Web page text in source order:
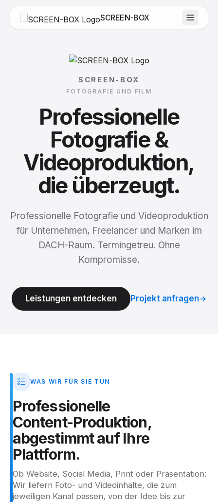
SCREEN-BOX
SCREEN-BOX
FOTOGRAFIE UND FILM
Professionelle
Fotografie &
Videoproduktion,
die überzeugt.
Professionelle Fotografie und Videoproduktion
für Unternehmen, Freelancer und Marken im
DACH-Raum. Termingetreu. Ohne
Kompromisse.
Leistungen entdecken Projekt anfragen
WAS WIR FÜR SIE TUN
Professionelle
Content-Produktion,
abgestimmtauf Ihre
Plattform.
Ob Website, Social Media, Print oder Präsentation:
Wir liefern Foto- und Videoinhalte, die zum
jeweiligen Kanal passen, von der Idee bis zur